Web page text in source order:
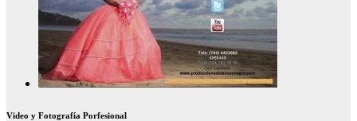
Video y Fotografía Porfesional